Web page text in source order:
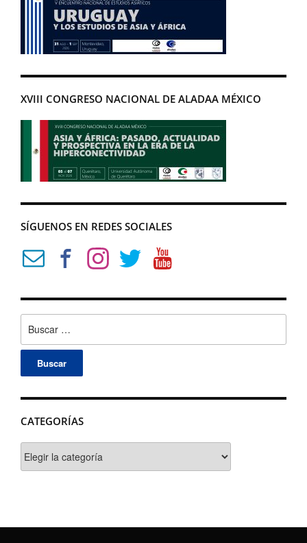
XVIII CONGRESO NACIONAL DE ALADAA MÉXICO
SÍGUENOS EN REDES SOCIALES
CATEGORÍAS